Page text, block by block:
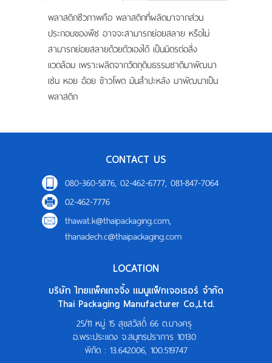
พลาสติกชีวภาพคือ พลาสติกที่ผลิตมาจากส่วน
ประกอบของพืช อาจจะสามารถย่อยสลาย หรือไม่
สามารถย่อยสลายด้วยตัวเองได้ เป็นมิตรต่อสิ่ง
แวดล้อม เพราะผลิตจากวัตถุดิบธรรมชาติมาพัฒนา
เช่น หอย อ้อย ข้าวโพด มันสำปะหลัง มาพัฒนาเป็น
พลาสติก
CONTACT US
080-360-5876, 02-462-6777, 081-847-7064
02-462-7776
thawat.k@thaipackaging.com,
thanadech.c@thaipackaging.com
LOCATION
บริษัท ไทยแพ็คเกจจิ้ง แมนูแฟ็กเจอเรอร์ จำกัด
Thai Packaging Manufacturer Co.,Ltd.
25/11 หมู่ 15 สุขสวัสดิ์ 66 ต.บางครุ
อ.พระประแดง จ.สมุทรปราการ 10130
พิกัด : 13.642006, 100.519747